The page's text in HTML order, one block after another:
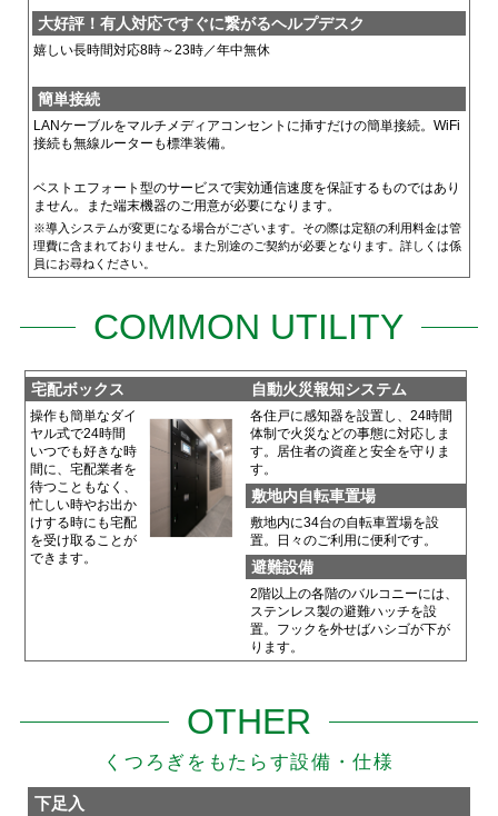
大好評！有人対応ですぐに繋がるヘルプデスク
嬉しい長時間対応8時～23時／年中無休
簡単接続
LANケーブルをマルチメディアコンセントに挿すだけの簡単接続。WiFi
接続も無線ルーターも標準装備。
ベストエフォート型のサービスで実効通信速度を保証するものではあり
ません。また端末機器のご用意が必要になります。
※導入システムが変更になる場合がございます。その際は定額の利用料金は管
理費に含まれておりません。また別途のご契約が必要となります。詳しくは係
員にお尋ねください。
COMMON UTILITY
宅配ボックス
操作も簡単なダイ
ヤル式で24時間
いつでも好きな時
間に、宅配業者を
待つこともなく、
忙しい時やお出か
けする時にも宅配
を受け取ることが
できます。
自動火災報知システム
各住戸に感知器を設置し、24時間
体制で火災などの事態に対応しま
す。居住者の資産と安全を守りま
す。
敷地内自転車置場
敷地内に34台の自転車置場を設
置。日々のご利用に便利です。
避難設備
2階以上の各階のバルコニーには、
ステンレス製の避難ハッチを設
置。フックを外せばハシゴが下が
ります。
OTHER
くつろぎをもたらす設備・仕様
下足入